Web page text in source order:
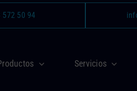
572 50 94
Servicios